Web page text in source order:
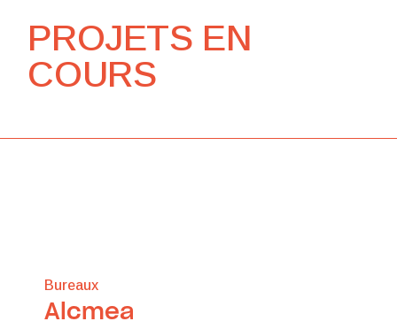
PROJETS EN
COURS
Bureaux
Alcmea